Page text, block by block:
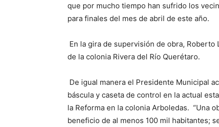
que por mucho tiempo han sufrido los
para finales del mes de abril de este año.
En la gira de supervisión de obra,
de la colonia Rivera del Río Querétaro.
De igual manera el Presidente Municipal
báscula y caseta de control en la actual
la Reforma en la colonia Arboledas. “Una
beneficio de al menos 100 mil habitantes;